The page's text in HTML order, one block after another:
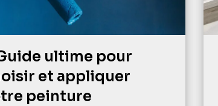
ultime pour
et appliquer
peinture